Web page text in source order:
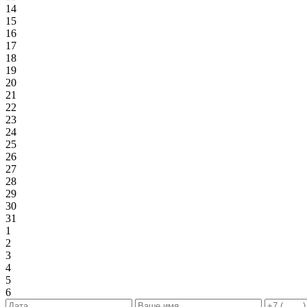
14
15
16
17
18
19
20
21
22
23
24
25
26
27
28
29
30
31
1
2
3
4
5
6